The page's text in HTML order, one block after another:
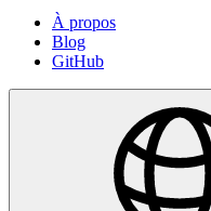
À propos
Blog
GitHub